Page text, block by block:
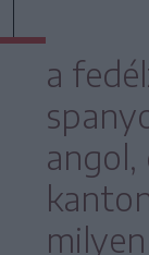
a
angol,